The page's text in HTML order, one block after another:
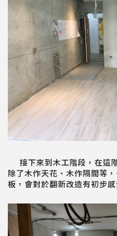
接下來到木工階段，在這
除了木作天花、木作隔間等
板，會對於翻新改造有初步感